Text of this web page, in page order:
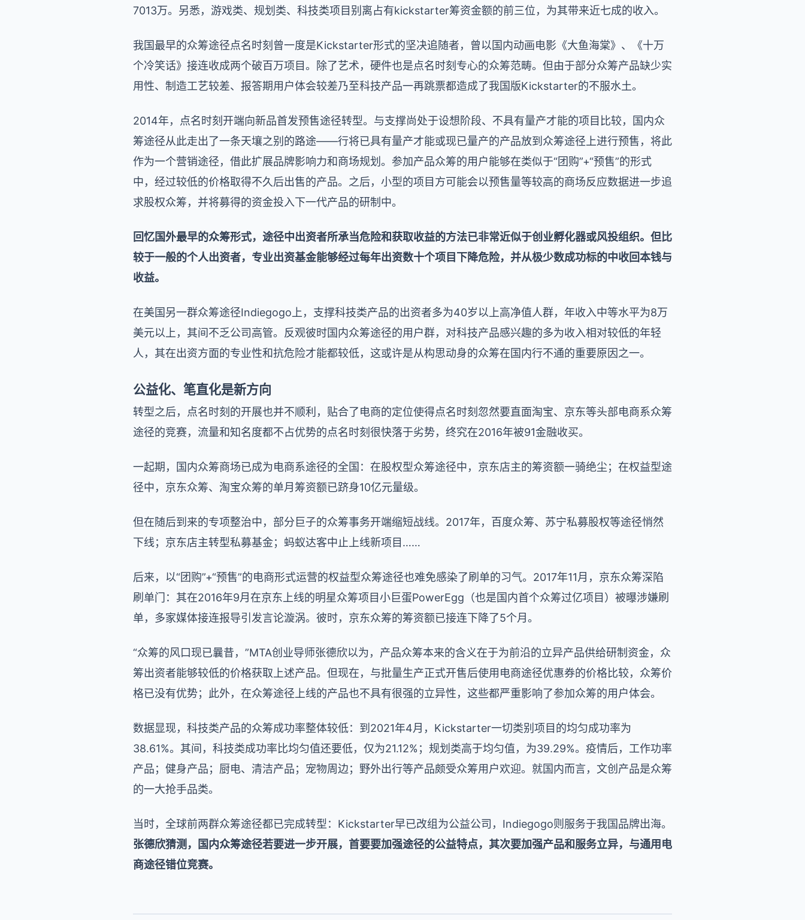
7013万。另悉，游戏类、规划类、科技类项目别离占有kickstarter筹资金额的前三位，为其带来近七成的收入。
我国最早的众筹途径点名时刻曾一度是Kickstarter形式的坚决追随者，曾以国内动画电影《大鱼海棠》、《十万
个冷笑话》接连收成两个破百万项目。除了艺术，硬件也是点名时刻专心的众筹范畴。但由于部分众筹产品缺少实
用性、制造工艺较差、报答期用户体会较差乃至科技产品一再跳票都造成了我国版Kickstarter的不服水土。
2014年，点名时刻开端向新品首发预售途径转型。与支撑尚处于设想阶段、不具有量产才能的项目比较，国内众
筹途径从此走出了一条天壤之别的路途——行将已具有量产才能或现已量产的产品放到众筹途径上进行预售，将此
作为一个营销途径，借此扩展品牌影响力和商场规划。参加产品众筹的用户能够在类似于“团购”+“预售”的形式
中，经过较低的价格取得不久后出售的产品。之后，小型的项目方可能会以预售量等较高的商场反应数据进一步追
求股权众筹，并将募得的资金投入下一代产品的研制中。
回忆国外最早的众筹形式，途径中出资者所承当危险和获取收益的方法已非常近似于创业孵化器或风投组织。但比
较于一般的个人出资者，专业出资基金能够经过每年出资数十个项目下降危险，并从极少数成功标的中收回本钱与
收益。
在美国另一群众筹途径Indiegogo上，支撑科技类产品的出资者多为40岁以上高净值人群，年收入中等水平为8万
美元以上，其间不乏公司高管。反观彼时国内众筹途径的用户群，对科技产品感兴趣的多为收入相对较低的年轻
人，其在出资方面的专业性和抗危险才能都较低，这或许是从构思动身的众筹在国内行不通的重要原因之一。
公益化、笔直化是新方向
转型之后，点名时刻的开展也并不顺利，贴合了电商的定位使得点名时刻忽然要直面淘宝、京东等头部电商系众筹
途径的竞赛，流量和知名度都不占优势的点名时刻很快落于劣势，终究在2016年被91金融收买。
一起期，国内众筹商场已成为电商系途径的全国：在股权型众筹途径中，京东店主的筹资额一骑绝尘；在权益型途
径中，京东众筹、淘宝众筹的单月筹资额已跻身10亿元量级。
但在随后到来的专项整治中，部分巨子的众筹事务开端缩短战线。2017年，百度众筹、苏宁私募股权等途径悄然
下线；京东店主转型私募基金；蚂蚁达客中止上线新项目……
后来，以“团购”+“预售”的电商形式运营的权益型众筹途径也难免感染了刷单的习气。2017年11月，京东众筹深陷
刷单门：其在2016年9月在京东上线的明星众筹项目小巨蛋PowerEgg（也是国内首个众筹过亿项目）被曝涉嫌刷
单，多家媒体接连报导引发言论漩涡。彼时，京东众筹的筹资额已接连下降了5个月。
“众筹的风口现已曩昔，”MTA创业导师张德欣以为，产品众筹本来的含义在于为前沿的立异产品供给研制资金，众
筹出资者能够较低的价格获取上述产品。但现在，与批量生产正式开售后使用电商途径优惠券的价格比较，众筹价
格已没有优势；此外，在众筹途径上线的产品也不具有很强的立异性，这些都严重影响了参加众筹的用户体会。
数据显现，科技类产品的众筹成功率整体较低：到2021年4月，Kickstarter一切类别项目的均匀成功率为
38.61%。其间，科技类成功率比均匀值还要低，仅为21.12%；规划类高于均匀值，为39.29%。疫情后，工作功率
产品；健身产品；厨电、清洁产品；宠物周边；野外出行等产品颇受众筹用户欢迎。就国内而言，文创产品是众筹
的一大抢手品类。
当时，全球前两群众筹途径都已完成转型：Kickstarter早已改组为公益公司，Indiegogo则服务于我国品牌出海。
张德欣猜测，国内众筹途径若要进一步开展，首要要加强途径的公益特点， 其次要加强产品和服务立异，与通用电
商途径错位竞赛。